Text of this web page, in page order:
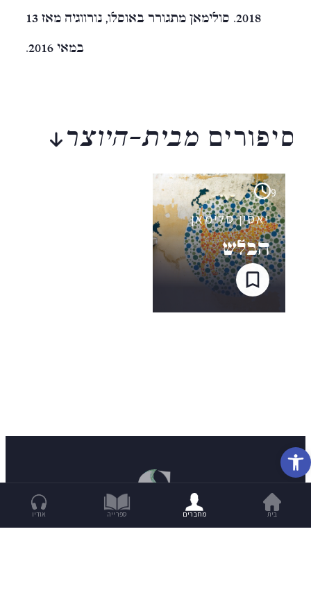
פתח סרגל נגישות
2018. סולימאן מתגורר באוסלו, נורווגיה מאז 13
במאי 2016.
סיפורים מבית-היוצר
9
יאסין סלימאן
הבלש
בית מחברים ספרייה אודיו